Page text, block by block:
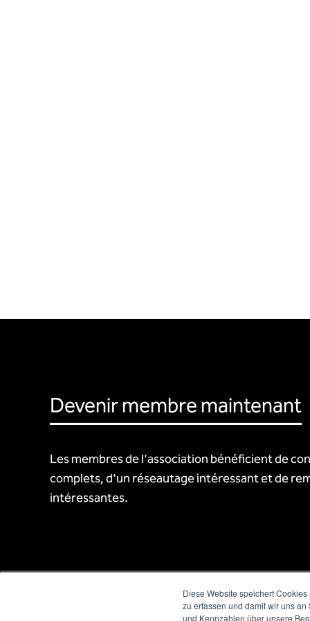
Diese Website speichert
zu erfassen und damit wir uns
und Kennzahlen über unsere
Devenir membre maintenant
Les membres de l'association bénéficient de
complets, d'un réseautage intéressant et de
intéressantes.